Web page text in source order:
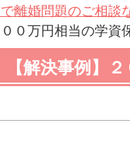
離婚問題のご相談
０万円相当の学資
【解決事例】